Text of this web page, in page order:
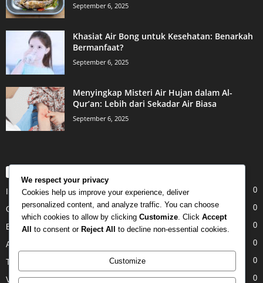
September 6, 2025
Khasiat Air Bong untuk Kesehatan: Benarkah
Bermanfaat?
September 6, 2025
Menyingkap Misteri Air Hujan dalam Al-
Qur’an: Lebih dari Sekadar Air Biasa
September 6, 2025
Internet 0
Gadgets 0
Entertainment 0
Apple 0
Tech 0
Video 0
We respect your privacy
Cookies help us improve your experience, deliver
personalized content, and analyze traffic. You can choose
which cookies to allow by clicking Customize . Click Accept
All to consent or Reject All to decline non-essential cookies.
Customize